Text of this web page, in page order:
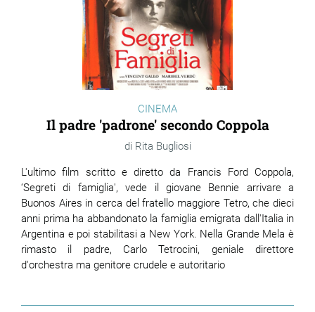
CINEMA
Il padre 'padrone' secondo Coppola
Rita Bugliosi
L'ultimo film scritto e diretto da Francis Ford Coppola,
‘Segreti di famiglia', vede il giovane Bennie arrivare a
Buonos Aires in cerca del fratello maggiore Tetro, che dieci
anni prima ha abbandonato la famiglia emigrata dall'Italia in
Argentina e poi stabilitasi a New York. Nella Grande Mela è
rimasto il padre, Carlo Tetrocini, geniale direttore
d'orchestra ma genitore crudele e autoritario